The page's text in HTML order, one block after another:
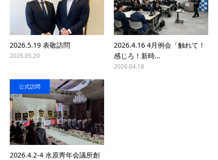
2026.5.19 表敬訪問
2026.05.20
2026.4.16 4月例会「触れて！
感じろ！新時…
2026.04.18
公式訪問
2026.4.2-4 水原靑年会議所創